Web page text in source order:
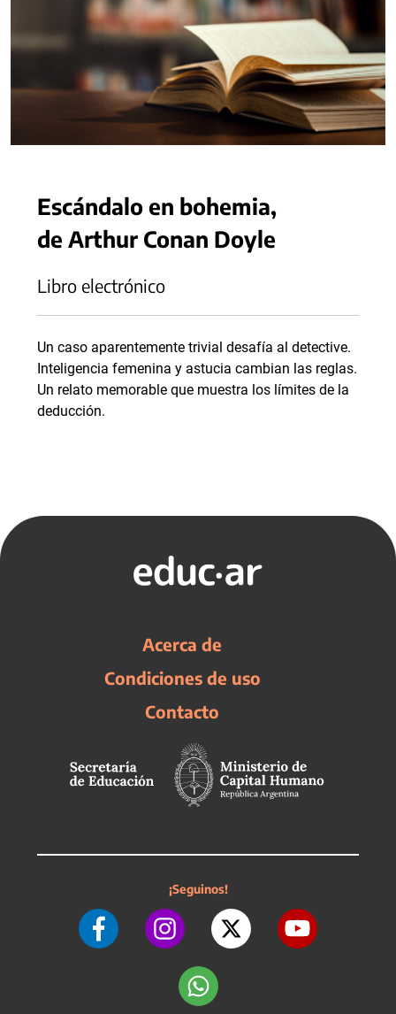
Escándalo en bohemia,
de Arthur Conan Doyle
Libro electrónico
Un caso aparentemente trivial desafía al detective.
Inteligencia femenina y astucia cambian las reglas.
Un relato memorable que muestra los límites de la
deducción.
Acerca de
Condiciones de uso
Contacto
¡Seguinos!